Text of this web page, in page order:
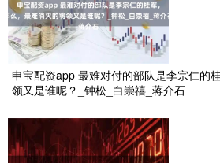
申宝配资app 最难对付的部队是李宗仁的
领又是谁呢？_钟松_白崇禧_蒋介石